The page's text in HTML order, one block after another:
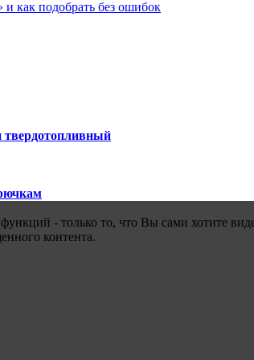
и как подобрать без ошибок
твердотопливный
- только то, что Вы сами хотите
контента.